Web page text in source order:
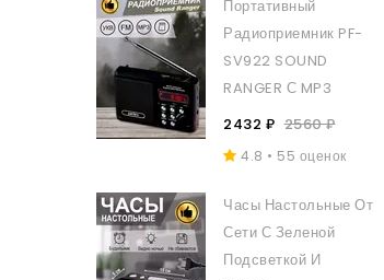
Портативный
Радиоприемник PF-
SV922 SOUND
RANGER С MP3
2432 ₽ 2560 ₽
4.8 • 55 оценок
Часы Настольные От
Сети С Зеленой
Подсветкой И